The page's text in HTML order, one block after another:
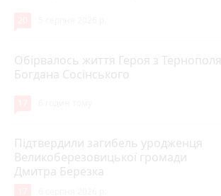
Обірвалось життя Героя з Тернополя
Богдана Сосінського
Підтвердили загибель уродженця
Великоберезовицької громади
Дмитра Березка